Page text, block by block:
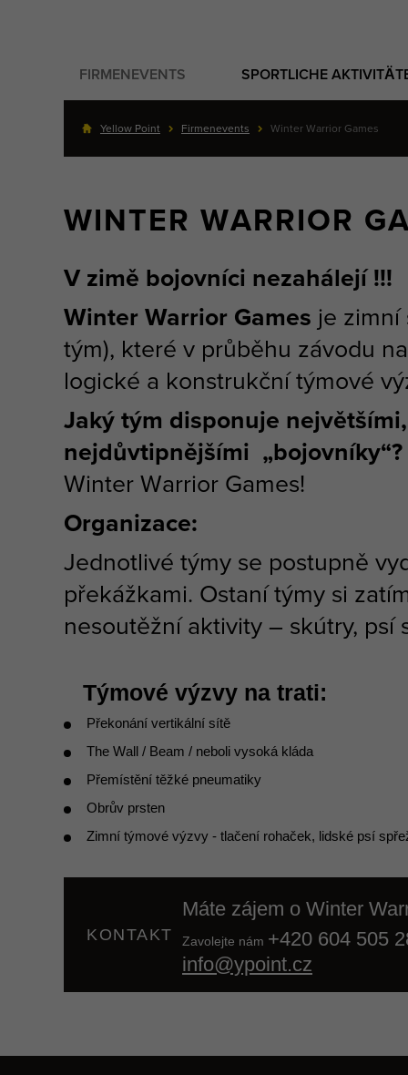
FIRMENEVENTS SPORTLICHE
Yellow Point Firmenevents Winter Warrior Games
WINTER WARRIOR
V zimě bojovníci nezahálejí !!!
Winter Warrior Games je zimní
tým), které v průběhu závodu
logické a konstrukční týmové
Jaký tým disponuje
nejdůvtipnějšími „bojovníky“?
Winter Warrior Games!
Organizace:
Jednotlivé týmy se postupně
překážkami. Ostaní týmy si
nesoutěžní aktivity – skútry, psí
Týmové výzvy na trati:
Překonání vertikální sítě
The Wall / Beam / neboli vysoká kláda
Přemístění těžké pneumatiky
Obrův prsten
Zimní týmové výzvy - tlačení rohaček, lidské psí
KONTAKT
Máte zájem o Winter
Zavolejte nám +420 604 505
info@ypoint.cz